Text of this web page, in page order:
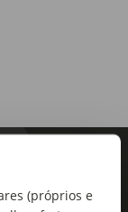
(próprios e